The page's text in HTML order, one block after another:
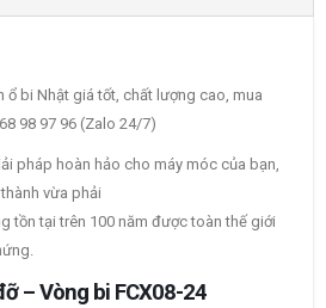
ổ bi Nhật giá tốt, chất lượng cao, mua
98 97 96 (Zalo 24/7)
pháp hoàn hảo cho máy móc của bạn,
vừa phải
tồn tại trên 100 năm được toàn thế giới
– Vòng bi FCX08-24